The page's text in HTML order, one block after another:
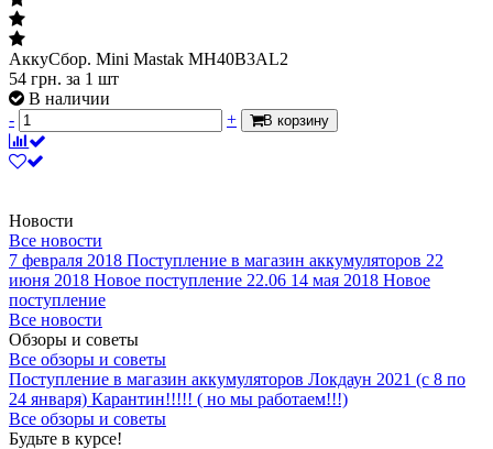
АккуСбор. Mini Mastak MH40B3AL2
54 грн. за 1 шт
В наличии
-
+ В корзину
Новости
Все новости
7 февраля 2018 Поступление в магазин аккумуляторов 22
июня 2018 Новое поступление 22.06 14 мая 2018 Новое
поступление
Все новости
Обзоры и советы
Все обзоры и советы
Поступление в магазин аккумуляторов Локдаун 2021 (с 8 по
24 января) Карантин!!!!! ( но мы работаем!!!)
Все обзоры и советы
Будьте в курсе!